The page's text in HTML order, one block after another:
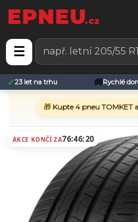
☰
✓23 let na trhu 🚚Rychlé
🎁Kupte 4 pneu TOMKET
AKCE KONČÍ ZA76:46:20